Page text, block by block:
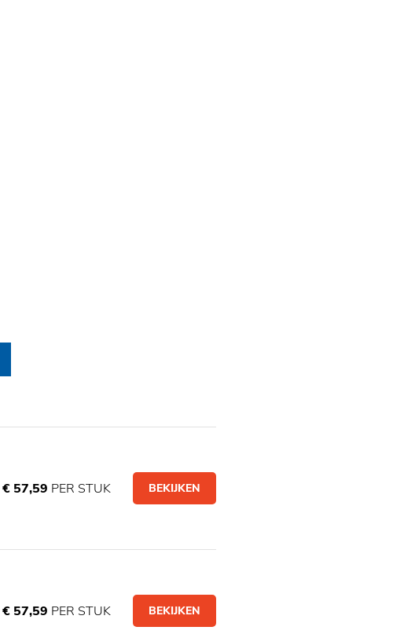
€ 57,59 PER STUK BEKIJKEN
€ 57,59 PER STUK BEKIJKEN